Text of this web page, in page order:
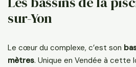
sur-Yon
Le cœur du complexe, c’est son
mètres. Unique en Vendée à cette